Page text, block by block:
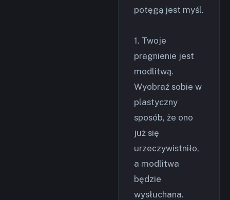
potęgą jest myśl.
1. Twoje
pragnienie jest
modlitwą.
Wyobraź sobie w
plastyczny
sposób, że ono
już się
urzeczywistniło,
a modlitwa
będzie
wysłuchana.